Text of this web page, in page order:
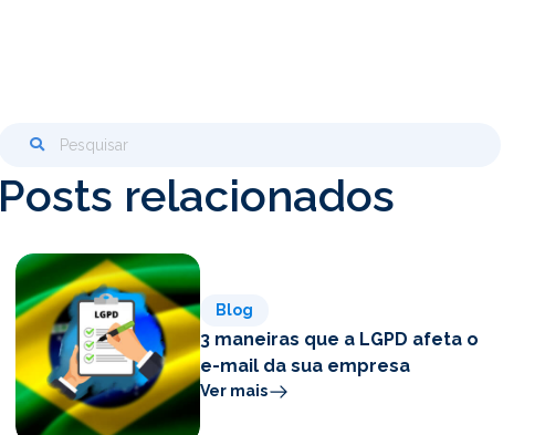
Posts relacionados
Blog
3 maneiras que a LGPD afeta o
e-mail da sua empresa
Ver mais